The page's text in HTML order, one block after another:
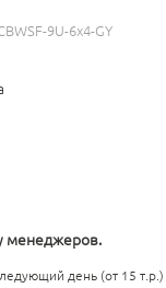
9U-6x4-GY
менеджеров.
день (от 15